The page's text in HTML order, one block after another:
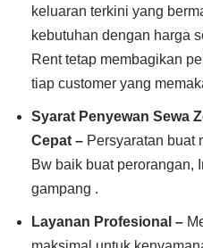
keluaran terkini yang
kebutuhan dengan harga
Rent tetap membagikan
tiap customer yang
Syarat Penyewan Sewa
Cepat – Persyaratan buat
Bw baik buat perorangan,
gampang .
Layanan Profesional –